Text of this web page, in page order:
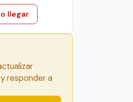
llegar
responder a